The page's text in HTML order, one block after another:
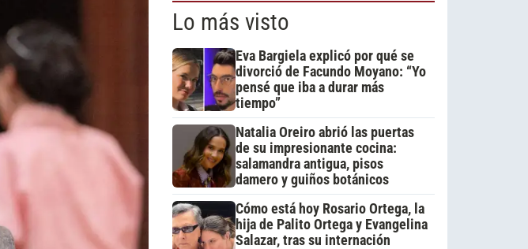
Lo más visto
Eva Bargiela explicó por qué se
divorció de Facundo Moyano: “Yo
pensé que iba a durar más
tiempo”
Natalia Oreiro abrió las puertas
de su impresionante cocina:
salamandra antigua, pisos
damero y guiños botánicos
Cómo está hoy Rosario Ortega, la
hija de Palito Ortega y Evangelina
Salazar, tras su internación